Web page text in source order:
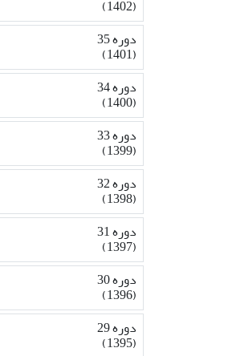
(1402)
دوره 35
(1401)
دوره 34
(1400)
دوره 33
(1399)
دوره 32
(1398)
دوره 31
(1397)
دوره 30
(1396)
دوره 29
(1395)